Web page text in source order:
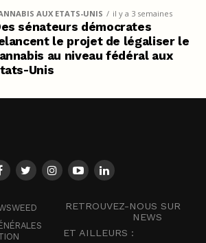
AUX ETATS-UNIS il y a 3 semaines
sénateurs démocrates
le projet de légaliser le
au niveau fédéral aux
Unis
RETROUVEZ-NOUS SUR
NEWS
ET AILLEURS :